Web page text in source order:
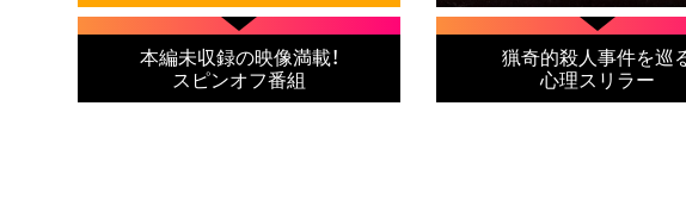
本編未収録の映像満載！
スピンオフ番組
猟奇的殺人事件を巡
心理スリラー